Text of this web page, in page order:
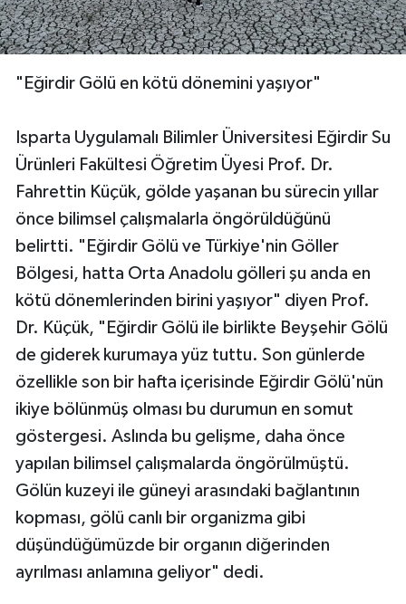
"Eğirdir Gölü en kötü dönemini yaşıyor"
Isparta Uygulamalı Bilimler Üniversitesi Eğirdir Su
Ürünleri Fakültesi Öğretim Üyesi Prof. Dr.
Fahrettin Küçük, gölde yaşanan bu sürecin yıllar
önce bilimsel çalışmalarla öngörüldüğünü
belirtti. "Eğirdir Gölü ve Türkiye'nin Göller
Bölgesi, hatta Orta Anadolu gölleri şu anda en
kötü dönemlerinden birini yaşıyor" diyen Prof.
Dr. Küçük, "Eğirdir Gölü ile birlikte Beyşehir Gölü
de giderek kurumaya yüz tuttu. Son günlerde
özellikle son bir hafta içerisinde Eğirdir Gölü'nün
ikiye bölünmüş olması bu durumun en somut
göstergesi. Aslında bu gelişme, daha önce
yapılan bilimsel çalışmalarda öngörülmüştü.
Gölün kuzeyi ile güneyi arasındaki bağlantının
kopması, gölü canlı bir organizma gibi
düşündüğümüzde bir organın diğerinden
ayrılması anlamına geliyor" dedi.